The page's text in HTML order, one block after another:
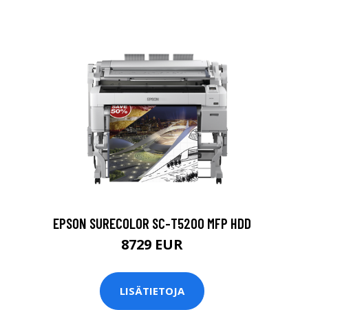
EPSON SURECOLOR SC-T5200 MFP HDD
8729 EUR
LISÄTIETOJA